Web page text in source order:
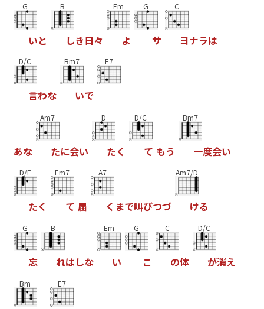
G
いと
B
しき日々
Em
よ
G
サ
C
ヨナラは
D/C
言わな
Bm7
いで
E7
あな
Am7
たに会い
D
たく
D/C
て もう
Bm7
一度会い
D/E
たく
Em7
て 届
A7
く まで叫びつづ
Am7/D
ける
G
忘
B
れはしな
Em
い
G
こ
C
の体
D/C
が消え
Bm E7